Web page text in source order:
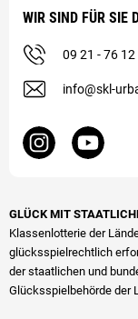
WIR SIND FÜR SIE
09 21 - 76 12
info@skl-
GLÜCK MIT
Klassenlotterie der
glücks­spiel­rechtlich
der staatlichen und
Glücksspielbehörde der